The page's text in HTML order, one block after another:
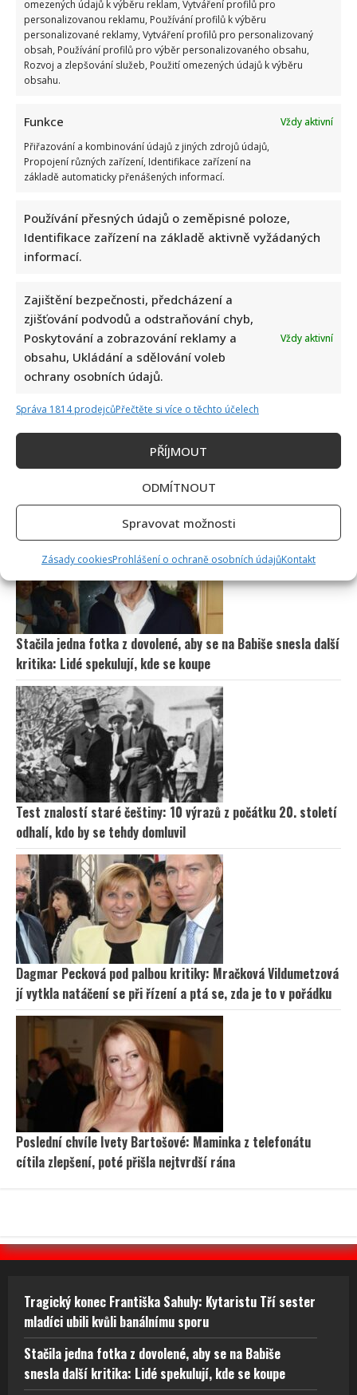
omezených údajů k výběru reklam, Vytváření profilů pro
personalizovanou reklamu, Používání profilů k výběru
personalizované reklamy, Vytváření profilů pro personalizovaný
obsah, Používání profilů pro výběr personalizovaného obsahu,
Rozvoj a zlepšování služeb, Použití omezených údajů k výběru
obsahu.
Funkce
Vždy aktivní
Přiřazování a kombinování údajů z jiných zdrojů údajů,
Propojení různých zařízení, Identifikace zařízení na
základě automaticky přenášených informací.
Používání přesných údajů o zeměpisné poloze,
Identifikace zařízení na základě aktivně vyžádaných
informací.
Zajištění bezpečnosti, předcházení a
zjišťování podvodů a odstraňování chyb,
Poskytování a zobrazování reklamy a
obsahu, Ukládání a sdělování voleb
ochrany osobních údajů.
Vždy aktivní
Správa 1814 prodejcůPřečtěte si více o těchto účelech
PŘÍJMOUT
ODMÍTNOUT
Spravovat možnosti
Zásady cookiesProhlášení o ochraně osobních údajůKontakt
Tragický konec Františka Sahuly: Kytaristu Tří sester
mladíci ubili kvůli banálnímu sporu
Stačila jedna fotka z dovolené, aby se na Babiše snesla další
kritika: Lidé spekulují, kde se koupe
Test znalostí staré češtiny: 10 výrazů z počátku 20. století
odhalí, kdo by se tehdy domluvil
Dagmar Pecková pod palbou kritiky: Mračková Vildumetzová
jí vytkla natáčení se při řízení a ptá se, zda je to v pořádku
Poslední chvíle Ivety Bartošové: Maminka z telefonátu
cítila zlepšení, poté přišla nejtvrdší rána
Tragický konec Františka Sahuly: Kytaristu Tří sester
mladíci ubili kvůli banálnímu sporu
Stačila jedna fotka z dovolené, aby se na Babiše
snesla další kritika: Lidé spekulují, kde se koupe